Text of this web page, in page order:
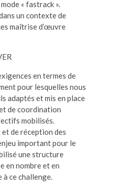
« fastrack ».
un contexte de
maîtrise d’œuvre
en termes de
pour lesquelles nous
adaptés et mis en place
de coordination
mobilisés.
de réception des
important pour le
une structure
en nombre et en
ce challenge.